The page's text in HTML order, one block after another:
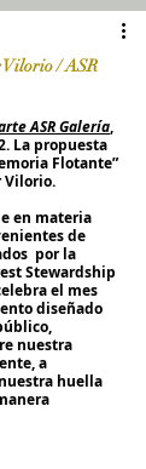
/ ASR
ASR Galería,
La propuesta
Flotante”
Vilorio.
en materia
de
por la
Stewardship
el mes
diseñado
nuestra
a
huella